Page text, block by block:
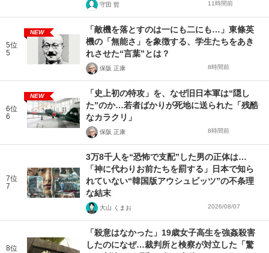
守田 哲 11時間前
5位
5
NEW
「敵機を落とすのは一にも二にも…」東條英
機の「無能さ」を象徴する、学生たちをあき
れさせた“言葉”とは？
保阪 正康 8時間前
6位
6
NEW
「史上初の特攻」を、なぜ旧日本軍は“隠し
た”のか…若者ばかりが死地に送られた「残酷
なカラクリ」
保阪 正康 8時間前
7位
7
3万8千人を“恐怖で支配”した男の正体は…
「神に代わりお前たちを罰する」日本で知ら
れていない“韓国版アウシュビッツ”の不条理
な結末
大山 くまお 2026/08/07
8位
「殺意はなかった」19歳女子高生を強姦殺害
したのになぜ…裁判所と検察が対立した「驚